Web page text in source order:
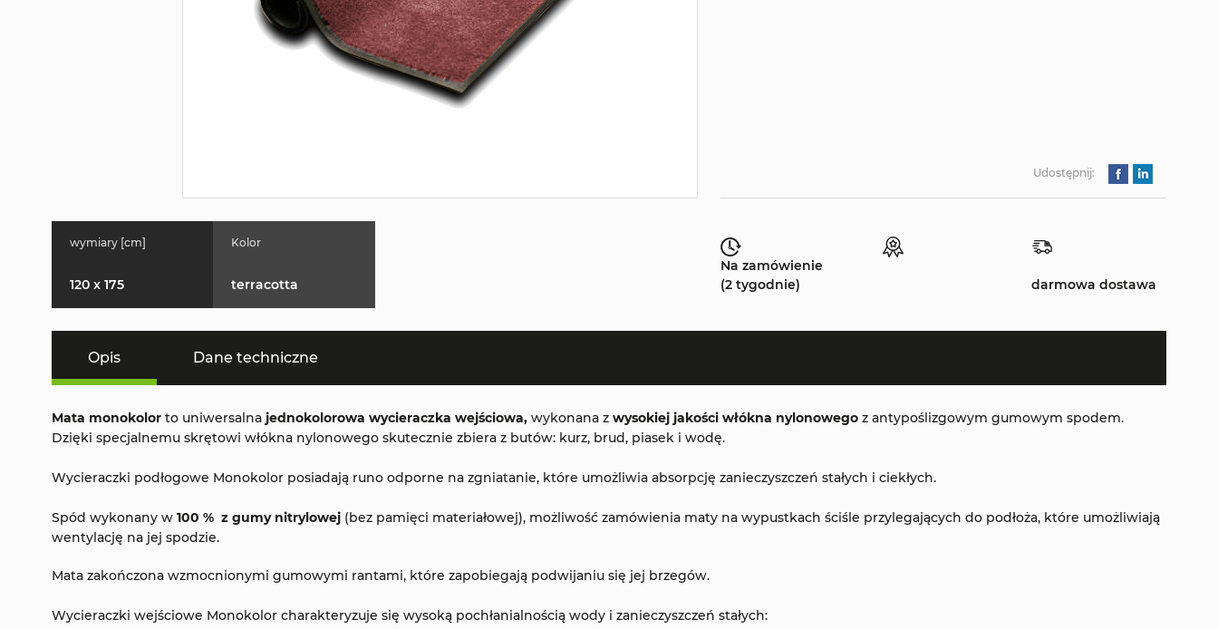
Udostępnij:
wymiary [cm]
120 x 175
Kolor
terracotta
Na zamówienie
(2 tygodnie)
darmowa dostawa
Opis Dane techniczne
Mata monokolor to uniwersalna jednokolorowa wycieraczka wejściowa, wykonana z wysokiej jakości włókna nylonowego z antypoślizgowym gumowym spodem.
Dzięki specjalnemu skrętowi włókna nylonowego skutecznie zbiera z butów: kurz, brud, piasek i wodę.
Wycieraczki podłogowe Monokolor posiadają runo odporne na zgniatanie, które umożliwia absorpcję zanieczyszczeń stałych i ciekłych.
Spód wykonany w 100 % z gumy nitrylowej (bez pamięci materiałowej), możliwość zamówienia maty na wypustkach ściśle przylegających do podłoża, które umożliwiają
wentylację na jej spodzie.
Mata zakończona wzmocnionymi gumowymi rantami, które zapobiegają podwijaniu się jej brzegów.
Wycieraczki wejściowe Monokolor charakteryzuje się wysoką pochłanialnością wody i zanieczyszczeń stałych: